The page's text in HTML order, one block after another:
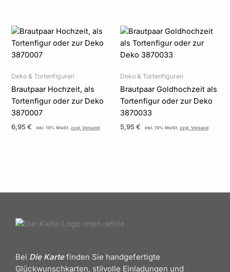
Deko & Tortenfiguren
Brautpaar Hochzeit, als
Tortenfigur oder zur Deko
3870007
6,95€ inkl. 19% MwSt.zzgl. Versand
Deko & Tortenfiguren
Brautpaar Goldhochzeit als
Tortenfigur oder zur Deko
3870033
5,95€ inkl. 19% MwSt. zzgl. Versand
Bei Die Kartefinden Sie handgefertigte
Glückwunschkarten, stilvolle Einladungen und